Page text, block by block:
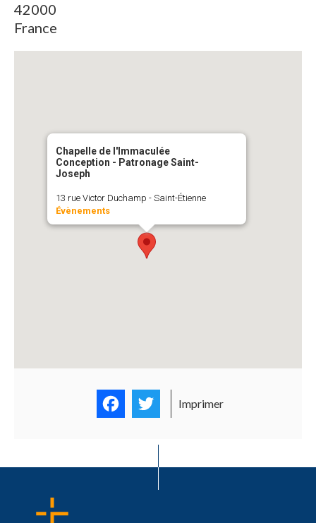
42000
France
Chapelle de l'Immaculée
Conception - Patronage Saint-
Joseph
13 rue Victor Duchamp - Saint-Étienne
Évènements
FacebookTwitter
Imprimer